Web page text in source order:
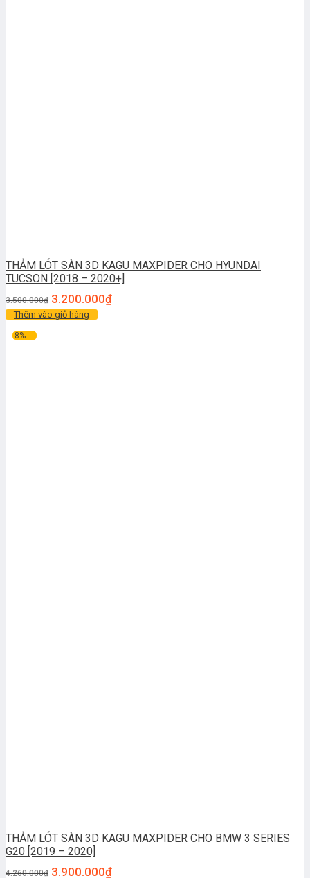
THẢM LÓT SÀN 3D KAGU MAXPIDER CHO HYUNDAI
TUCSON [2018 – 2020+]
3.500.000₫ 3.200.000₫
Thêm vào giỏ hàng
-8%
THẢM LÓT SÀN 3D KAGU MAXPIDER CHO BMW 3 SERIES
G20 [2019 – 2020]
4.260.000₫ 3.900.000₫